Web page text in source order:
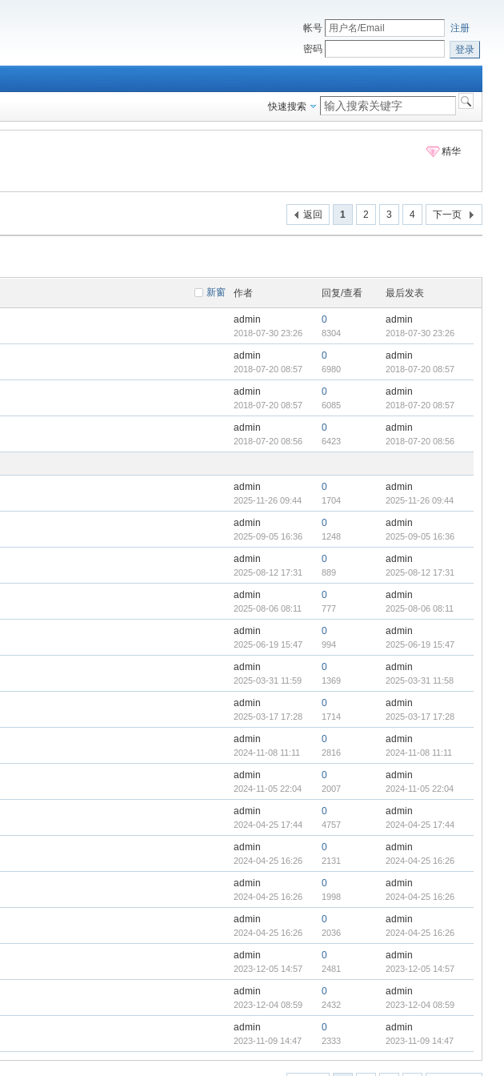
帐号
注册
密码
登录
快速搜索
精华
返回 1 2 3 4 下一页
新窗 作者 回复/查看 最后发表
admin
2018-07-30 23:26
0
8304
admin
2018-07-30 23:26
admin
2018-07-20 08:57
0
6980
admin
2018-07-20 08:57
admin
2018-07-20 08:57
0
6085
admin
2018-07-20 08:57
admin
2018-07-20 08:56
0
6423
admin
2018-07-20 08:56
admin
2025-11-26 09:44
0
1704
admin
2025-11-26 09:44
admin
2025-09-05 16:36
0
1248
admin
2025-09-05 16:36
admin
2025-08-12 17:31
0
889
admin
2025-08-12 17:31
admin
2025-08-06 08:11
0
777
admin
2025-08-06 08:11
admin
2025-06-19 15:47
0
994
admin
2025-06-19 15:47
admin
2025-03-31 11:59
0
1369
admin
2025-03-31 11:58
admin
2025-03-17 17:28
0
1714
admin
2025-03-17 17:28
admin
2024-11-08 11:11
0
2816
admin
2024-11-08 11:11
admin
2024-11-05 22:04
0
2007
admin
2024-11-05 22:04
admin
2024-04-25 17:44
0
4757
admin
2024-04-25 17:44
admin
2024-04-25 16:26
0
2131
admin
2024-04-25 16:26
admin
2024-04-25 16:26
0
1998
admin
2024-04-25 16:26
admin
2024-04-25 16:26
0
2036
admin
2024-04-25 16:26
admin
2023-12-05 14:57
0
2481
admin
2023-12-05 14:57
admin
2023-12-04 08:59
0
2432
admin
2023-12-04 08:59
admin
2023-11-09 14:47
0
2333
admin
2023-11-09 14:47